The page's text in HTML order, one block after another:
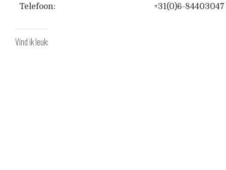
Telefoon: +31(0)6-84403047
Vind ik leuk: